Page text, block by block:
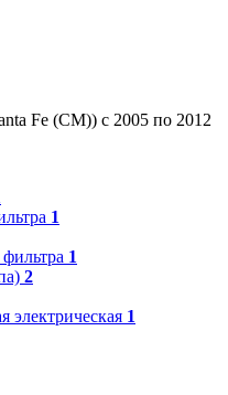
Fe (CM)) с 2005 по 2012
1
1
2
электрическая 1